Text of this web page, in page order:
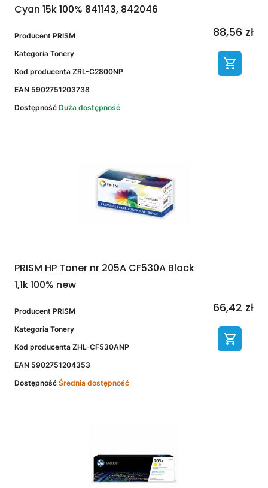
Cyan 15k 100% 841143, 842046
Producent PRISM
Kategoria Tonery
Kod producenta ZRL-C2800NP
EAN 5902751203738
Dostępność Duża dostępność
88,56 zł
PRISM HP Toner nr 205A CF530A Black
1,1k 100% new
Producent PRISM
Kategoria Tonery
Kod producenta ZHL-CF530ANP
EAN 5902751204353
Dostępność Średnia dostępność
66,42 zł